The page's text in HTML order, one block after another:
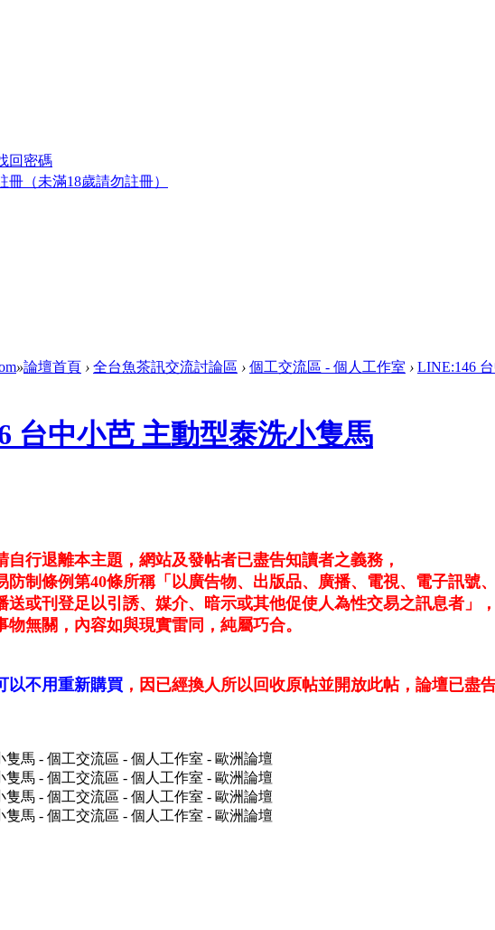
回密碼
冊（未滿18歲請勿註冊）
»論壇首頁 › 全台魚茶訊交流討論區 › 個工交流區 - 個人工作室 › LINE:146
台中小芭 主動型泰洗小隻馬
自行退離本主題，網站及發帖者已盡告知讀者之義務，
防制條例第40條所稱「以廣告物、出版品、廣播、電視、電子訊號
送或刊登足以引誘、媒介、暗示或其他促使人為性交易之訊息者」
無關，內容如與現實雷同，純屬巧合。
以不用重新購買 ，因已經換人所以回收原帖並開放此帖，論壇已